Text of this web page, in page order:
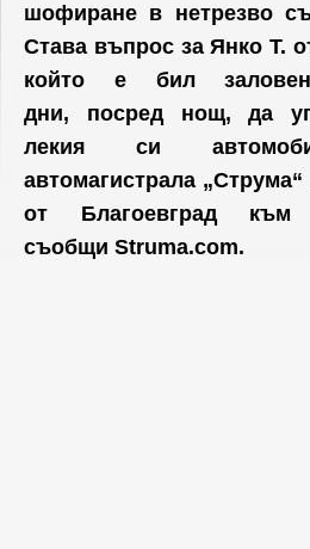
шофиране в нетрезво
Става въпрос за Янко Т.
който е бил
дни, посред нощ, да
лекия си
автомагистрала
от Благоевград към
съобщи Struma.com.